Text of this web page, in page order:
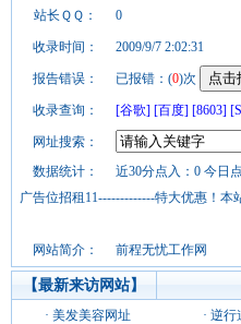
站长ＱＱ： 0
收录时间： 2009/9/7 2:02:31
报告错误： 已报错：(0)次
收录查询： [谷歌] [百度] [8603]
网址搜索：
数据统计：
近30分点入：0 今日
广告位招租11-------------特大优惠！
网站简介：
前程无忧工作网
【最新来访网站】
· 美发美容网址 · 逆行